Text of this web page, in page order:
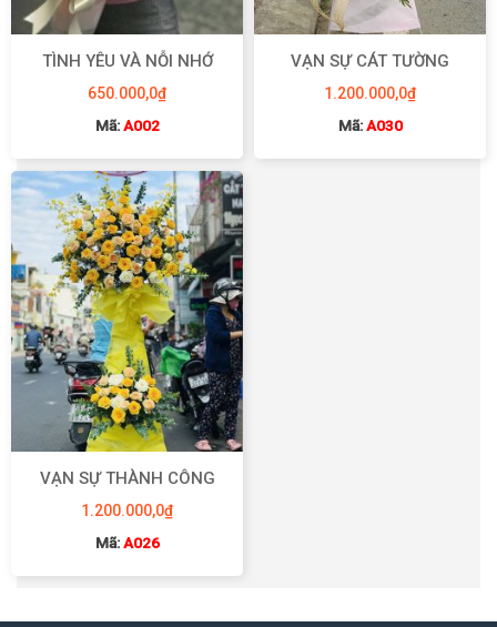
TÌNH YÊU VÀ NỖI NHỚ
650.000,0₫
Mã:A002
VẠN SỰ CÁT TƯỜNG
1.200.000,0₫
Mã:A030
VẠN SỰ THÀNH CÔNG
1.200.000,0₫
Mã:A026